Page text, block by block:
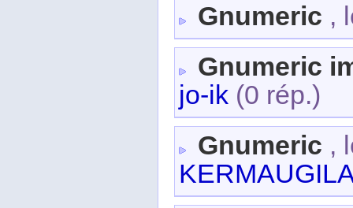
Gnumeric ,
Gnumeric
jo-ik (0 rép.)
Gnumeric ,